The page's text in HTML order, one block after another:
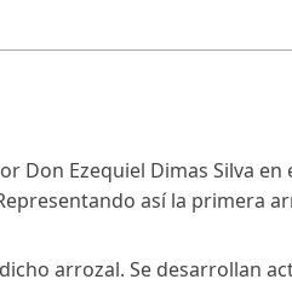
Don Ezequiel Dimas Silva
así la primera
arrozal. Se desarrollan